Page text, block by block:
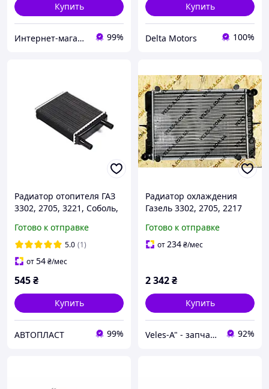
Купить
Интернет-магазин автозапчастей 99%
Купить
Delta Motors 100%
Радиатор отопителя ГАЗ
3302, 2705, 3221, Соболь,
алюминий, 2 ряда 3302-
8101060-10
Готово к отправке
5.0 (1)
от54₴/мес
545₴
Купить
АВТОПЛАСТ 99%
Радиатор охлаждения
Газель 3302, 2705, 2217
алюминиевый ДК
Готово к отправке
от234₴/мес
2 342₴
Купить
Veles-A" - запчасти Ваз, Таврия, Ланос, Сенс, Славута, по выгодным ценам! 92%